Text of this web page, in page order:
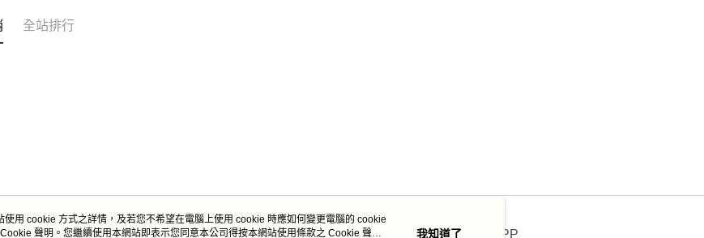
全站排行
關於我們 客服資訊 官方APP
用 cookie 方式之詳情，及若您不希望在電腦上使用 cookie 時應如何變更電腦的 cookie
Cookie 聲明。您繼續使用本網站即表示您同意本公司得按本網站使用條款之 Cookie 聲明 我知道了